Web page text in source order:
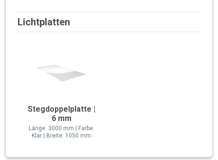
Lichtplatten
Stegdoppelplatte |
6 mm
Länge: 3000 mm | Farbe:
Klar | Breite: 1050 mm